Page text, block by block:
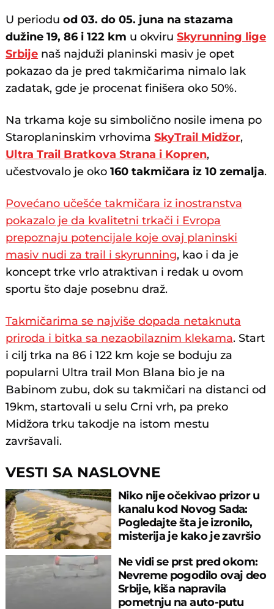
U perioduod 03. do 05. juna na stazama
dužine 19, 86 i 122 km u okviruSkyrunning lige
Srbije naš najduži planinski masiv je opet
pokazao da je pred takmičarima nimalo lak
zadatak, gde je procenat finišera oko 50%.
Na trkama koje su simbolično nosile imena po
Staroplaninskim vrhovimaSkyTrail Midžor,
Ultra Trail Bratkova Strana i Kopren,
učestvovalo je oko160 takmičara iz 10 zemalja.
Povećano učešće takmičara iz inostranstva
pokazalo je da kvalitetni trkači i Evropa
prepoznaju potencijale koje ovaj planinski
masiv nudi za trail i skyrunning, kao i da je
koncept trke vrlo atraktivan i redak u ovom
sportu što daje posebnu draž.
Takmičarima se najviše dopada netaknuta
priroda i bitka sa nezaobilaznim klekama. Start
i cilj trka na 86 i 122 km koje se boduju za
popularni Ultra trail Mon Blana bio je na
Babinom zubu, dok su takmičari na distanci od
19km, startovali u selu Crni vrh, pa preko
Midžora trku takodje na istom mestu
završavali.
VESTI SA NASLOVNE
Niko nije očekivao prizor u
kanalu kod Novog Sada:
Pogledajte šta je izronilo,
misterija je kako je završio
Ne vidi se prst pred okom:
Nevreme pogodilo ovaj deo
Srbije, kiša napravila
pometnju na auto-putu